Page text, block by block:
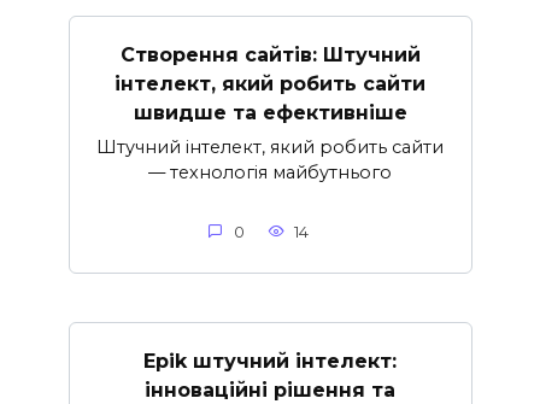
Створення сайтів: Штучний
інтелект, який робить сайти
швидше та ефективніше
Штучний інтелект, який робить сайти
— технологія майбутнього
0 14
Epik штучний інтелект:
інноваційні рішення та